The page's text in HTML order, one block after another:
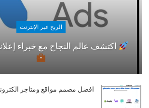
الربح عبر الإنترنت
اكتشف عالم النجاح مع خبراء
افضل مصمم مواقع ومتاجر